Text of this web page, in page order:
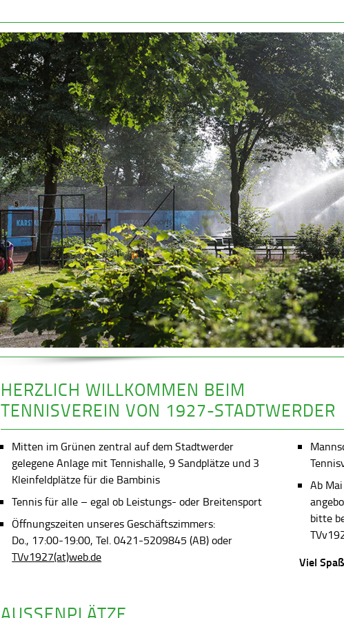
HERZLICH WILLKOMMEN BEIM
TENNISVEREIN VON 1927-STADTWERDER
Mitten im Grünen zentral auf dem Stadtwerder
gelegene Anlage mit Tennishalle, 9 Sandplätze und 3
Kleinfeldplätze für die Bambinis
Tennis für alle – egal ob Leistungs- oder Breitensport
Öffnungszeiten unseres Geschäftszimmers:
Do., 17:00-19:00, Tel. 0421-5209845 (AB) oder
TVv1927(at)web.de
Ab
bitte
Viel